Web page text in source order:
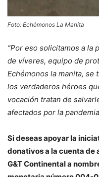
Foto: Echémonos La Manita
“Por eso solicitamos a la
de víveres, equipo de
Echémonos la manita, se
los verdaderos héroes
vocación tratan de
afectados por la
Si deseas apoyar la
donativos a la cuenta de
G&T Continental a